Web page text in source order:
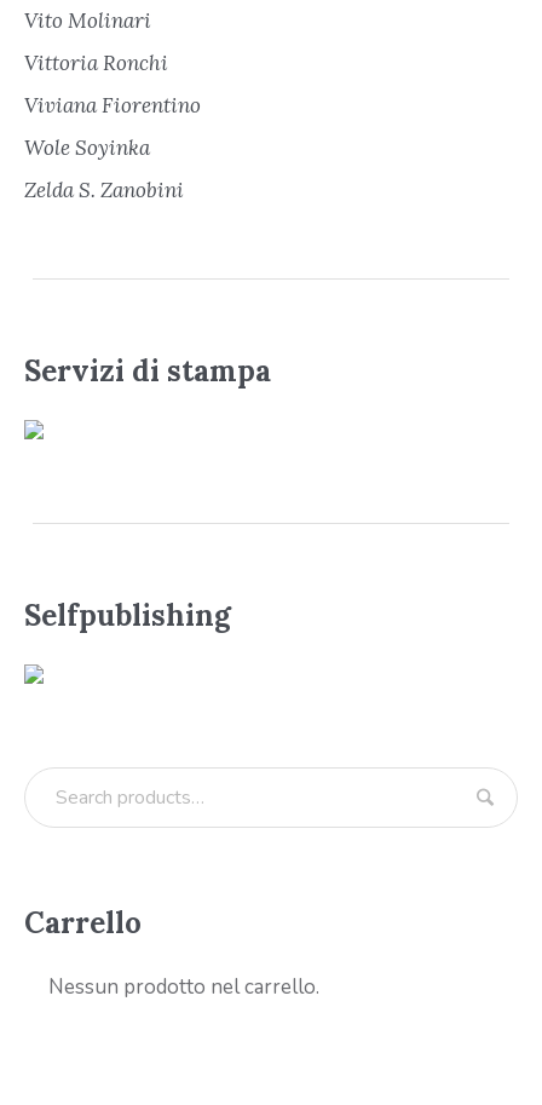
Vito Molinari
Vittoria Ronchi
Viviana Fiorentino
Wole Soyinka
Zelda S. Zanobini
Servizi di stampa
Selfpublishing
Carrello
Nessun prodotto nel carrello.